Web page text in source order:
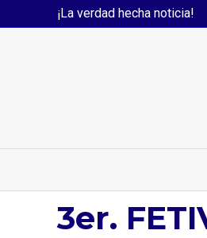
¡La verdad hecha noticia!
3er.